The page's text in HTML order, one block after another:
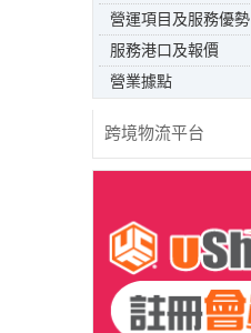
營運項目及服務優勢
服務港口及報價
營業據點
跨境物流平台